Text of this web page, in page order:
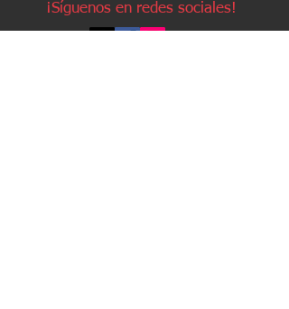
¡Síguenos en redes sociales!